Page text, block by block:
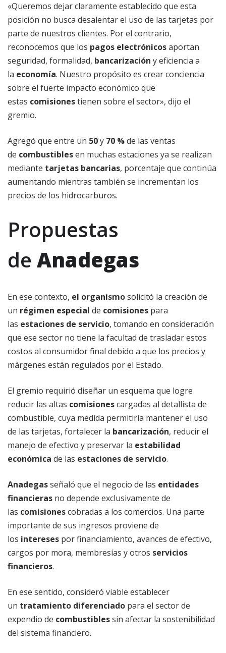
«Queremos dejar claramente establecido que esta
posición no busca desalentar el uso de las tarjetas por
parte de nuestros clientes. Por el contrario,
reconocemos que los pagos electrónicosaportan
seguridad, formalidad, bancarización y eficiencia a
la economía. Nuestro propósito es crear conciencia
sobre el fuerte impacto económico que
estas comisionestienen sobre el sector», dijo el
gremio.
Agregó que entre un 50y 70 %de las ventas
de combustiblesen muchas estaciones ya se realizan
mediante tarjetas bancarias, porcentaje que continúa
aumentando mientras también se incrementan los
precios de los hidrocarburos.
Propuestas
de Anadegas
En ese contexto, el organismosolicitó la creación de
un régimen especial de comisiones para
las estaciones de servicio, tomando en consideración
que ese sector no tiene la facultad de trasladar estos
costos al consumidor final debido a que los precios y
márgenes están regulados por el Estado.
El gremio requirió diseñar un esquema que logre
reducir las altas comisionescargadas al detallista de
combustible, cuya medida permitiría mantener el uso
de las tarjetas, fortalecer la bancarización, reducir el
manejo de efectivo y preservar la estabilidad
económica de las estaciones de servicio.
Anadegasseñaló que el negocio de las entidades
financieras no depende exclusivamente de
las comisionescobradas a los comercios. Una parte
importante de sus ingresos proviene de
los intereses por financiamiento, avances de efectivo,
cargos por mora, membresías y otros servicios
financieros.
En ese sentido, consideró viable establecer
un tratamiento diferenciado para el sector de
expendio de combustiblessin afectar la sostenibilidad
del sistema financiero.